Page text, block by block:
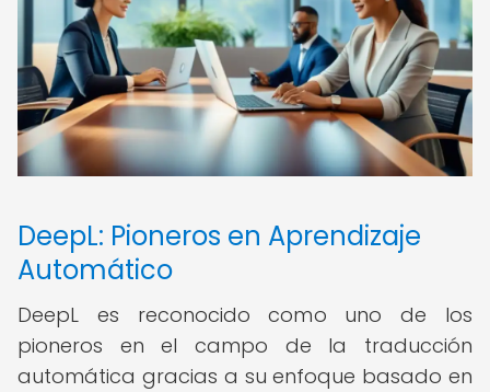
DeepL: Pioneros en Aprendizaje
Automático
DeepL es reconocido como uno de los
pioneros en el campo de la traducción
automática gracias a su enfoque basado en